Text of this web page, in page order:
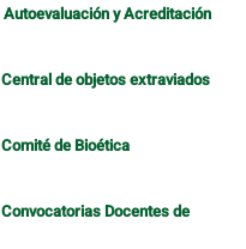
Autoevaluación y Acreditación
Central de objetos extraviados
Comité de Bioética
Convocatorias Docentes de